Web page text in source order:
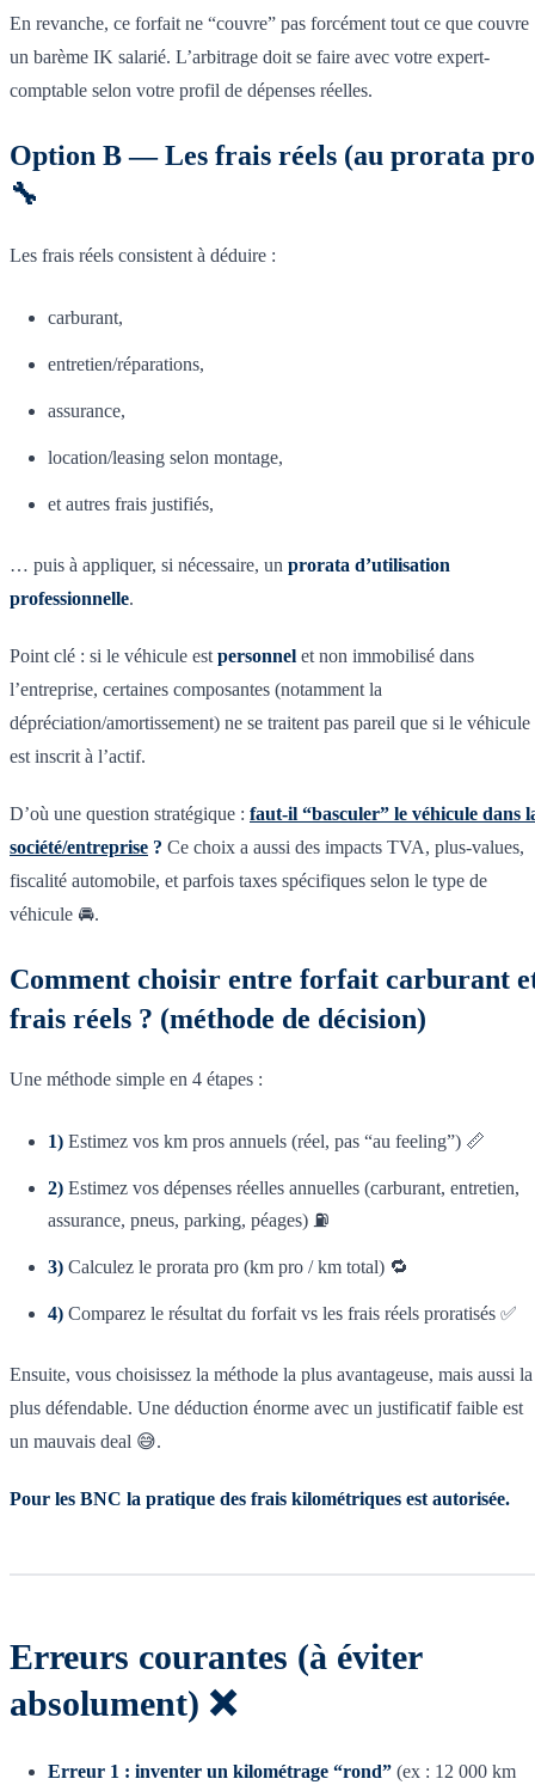
En revanche, ce forfait ne “couvre” pas forcément tout ce que couvre
un barème IK salarié. L’arbitrage doit se faire avec votre expert-
comptable selon votre profil de dépenses réelles.
Option B — Les frais réels (au prorata
🔧
Les frais réels consistent à déduire :
carburant,
entretien/réparations,
assurance,
location/leasing selon montage,
et autres frais justifiés,
… puis à appliquer, si nécessaire, un prorata d’utilisation
professionnelle.
Point clé : si le véhicule est personnel et non immobilisé dans
l’entreprise, certaines composantes (notamment la
dépréciation/amortissement) ne se traitent pas pareil que si le véhicule
est inscrit à l’actif.
D’où une question stratégique : faut-il “basculer” le véhicule dans
société/entreprise ? Ce choix a aussi des impacts TVA, plus-values,
fiscalité automobile, et parfois taxes spécifiques selon le type de
véhicule 🚘.
Comment choisir entre forfait carburant
frais réels ? (méthode de décision)
Une méthode simple en 4 étapes :
1) Estimez vos km pros annuels (réel, pas “au feeling”) 📏
2) Estimez vos dépenses réelles annuelles (carburant, entretien,
assurance, pneus, parking, péages) ⛽
3) Calculez le prorata pro (km pro / km total) 🔁
4) Comparez le résultat du forfait vs les frais réels proratisés ✅
Ensuite, vous choisissez la méthode la plus avantageuse, mais aussi la
plus défendable. Une déduction énorme avec un justificatif faible est
un mauvais deal 😅.
Pour les BNC la pratique des frais kilométriques est autorisée.
Erreurs courantes (à éviter
absolument) ❌
Erreur 1 : inventer un kilométrage “rond” (ex : 12 000 km